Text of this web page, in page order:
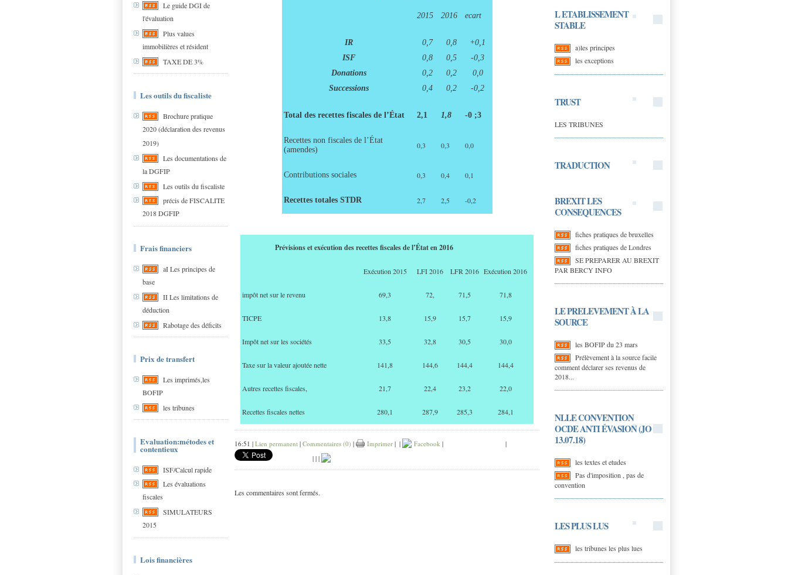
Le guide DGI de
l'évaluation
Plus values
immobilières et résident
TAXE DE 3%
Les outils du fiscaliste
Brochure pratique
2020 (déclaration des revenus
2019)
Les documentations de
la DGFIP
Les outils du fiscaliste
précis de FISCALITE
2018 DGFIP
Frais financiers
aI Les principes de
base
II Les limitations de
déduction
Rabotage des déficits
Prix de transfert
Les imprimés,les
BOFIP
les tribunes
Evaluation:métodes et
contentieux
ISF/Calcul rapide
Les évaluations
fiscales
SIMULATEURS
2015
Lois financières
L ETABLISSEMENT
STABLE
a)les principes
les exceptions
TRUST
LES TRIBUNES
TRADUCTION
BREXIT LES
CONSEQUENCES
fiches pratiques de bruxelles
fiches pratiques de Londres
SE PREPARER AU BREXIT
PAR BERCY INFO
LE PRELEVEMENT À LA
SOURCE
les BOFIP du 23 mars
Prélèvement à la source facile
comment déclarer ses revenus de
2018...
NLLE CONVENTION
OCDE ANTI ÉVASION (JO
13.07.18)
les textes et etudes
Pas d'imposition , pas de
convention
LES PLUS LUS
les tribunes les plus lues
2015 2016 ecart
IR
ISF
Donations
Successions
0,7
0,8
0,2
0,4
0,8
0,5
0,2
0,2
+0,1
-0,3
0,0
-0,2
Total des recettes fiscales de l’État 2,1 1,8 -0 ;3
Recettes non fiscales de l’État
(amendes)
0,3 0,3 0,0
Contributions sociales 0,3 0,4 0,1
Recettes totales STDR 2,7 2,5 -0,2
Prévisions et exécution des recettes fiscales de l’État en 2016
Exécution 2015 LFI 2016 LFR 2016 Exécution 2016
impôt net sur le revenu 69,3 72, 71,5 71,8
TICPE 13,8 15,9 15,7 15,9
Impôt net sur les sociétés 33,5 32,8 30,5 30,0
Taxe sur la valeur ajoutée nette 141,8 144,6 144,4 144,4
Autres recettes fiscales, 21,7 22,4 23,2 22,0
Recettes fiscales nettes 280,1 287,9 285,3 284,1
16:51 | Lien permanent | Commentaires (0) | Imprimer | | Facebook |
|
| | |
Les commentaires sont fermés.